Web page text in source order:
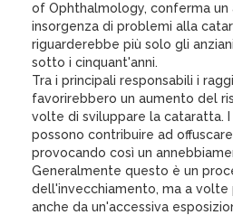
of Ophthalmology, conferma
insorgenza di problemi alla
riguarderebbe più solo gli
sotto i cinquant'anni.
Tra i principali responsabili i
favorirebbero un aumento del
volte di sviluppare la cataratta.
possono contribuire ad
provocando così un
Generalmente questo è un
dell'invecchiamento, ma a volte
anche da un'accessiva